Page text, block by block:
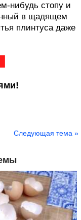
нибудь стопу и
в щадящем
плинтуса даже
Следующая тема »